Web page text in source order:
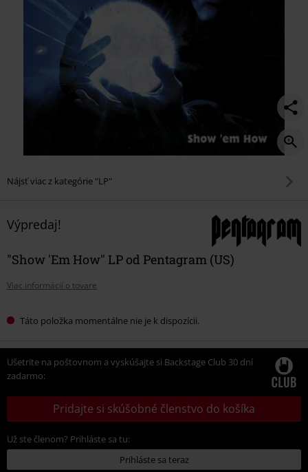
Nájsť viac z kategórie "LP"
Výpredaj!
"Show 'Em How" LP od Pentagram (US)
Viac informácií o tovare
Táto položka momentálne nie je k dispozícii.
Ušetrite na poštovnom a vyskúšajte si Backstage Club 30 dní
zadarmo:
Pridajte si skúšobné členstvo do košíka
Už ste členom? Prihláste sa tu:
Prihláste sa teraz